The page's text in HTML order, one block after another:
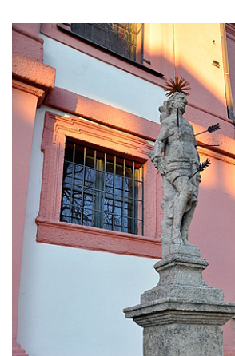
kláštera dominikánů v Českých
Budějovicích
Sousoší Kalvárie před klášterem
dominikánů u Piaristického náměstí v
Českých Budějovicích
Socha svatého Václava u pramene v
Semilech
Pamětní deska Tomáše Garrigue Masaryka
na radnici v Českých Budějovicích
Pamětní deska na biskupské rezidenci v
Českých Budějovicích
Pamětní deska Josefa Hloucha na
biskupské rezidenci v Českých
Socha žáby u rybníčku na Náměstí v